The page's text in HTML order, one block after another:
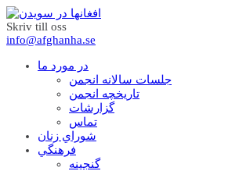
Skriv till oss
info@afghanha.se
در مورد ما
جلسات سالانه انجمن
تاریخچه انجمن
گزارشات
تماس
شوراي زنان
فرهنگي
گنجينه